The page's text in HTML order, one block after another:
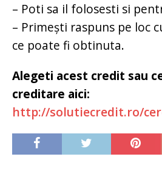
– Poti sa il folosesti si
– Primeşti raspuns pe loc
ce poate fi obtinuta.
Alegeti acest credit sau
creditare aici:
http://solutiecredit.ro/